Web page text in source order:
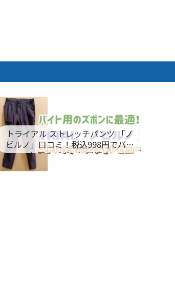
トライアル ストレッチパンツ 「ノ
ビルノ」口コミ！税込998円でバイ
ト用のズボンに最適！